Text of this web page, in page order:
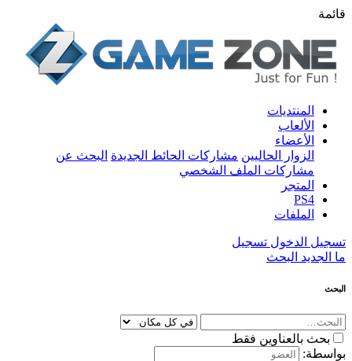
قائمة
المنتديات
الألعاب
الأعضاء
الزوار الحاليين مشاركات الحائط الجديدة البحث عن
مشاركات الملف الشخصي
المتجر
PS4
الملفات
تسجيل الدخول تسجيل
ما الجديد البحث
البحث
بحث بالعناوين فقط
بواسطة: